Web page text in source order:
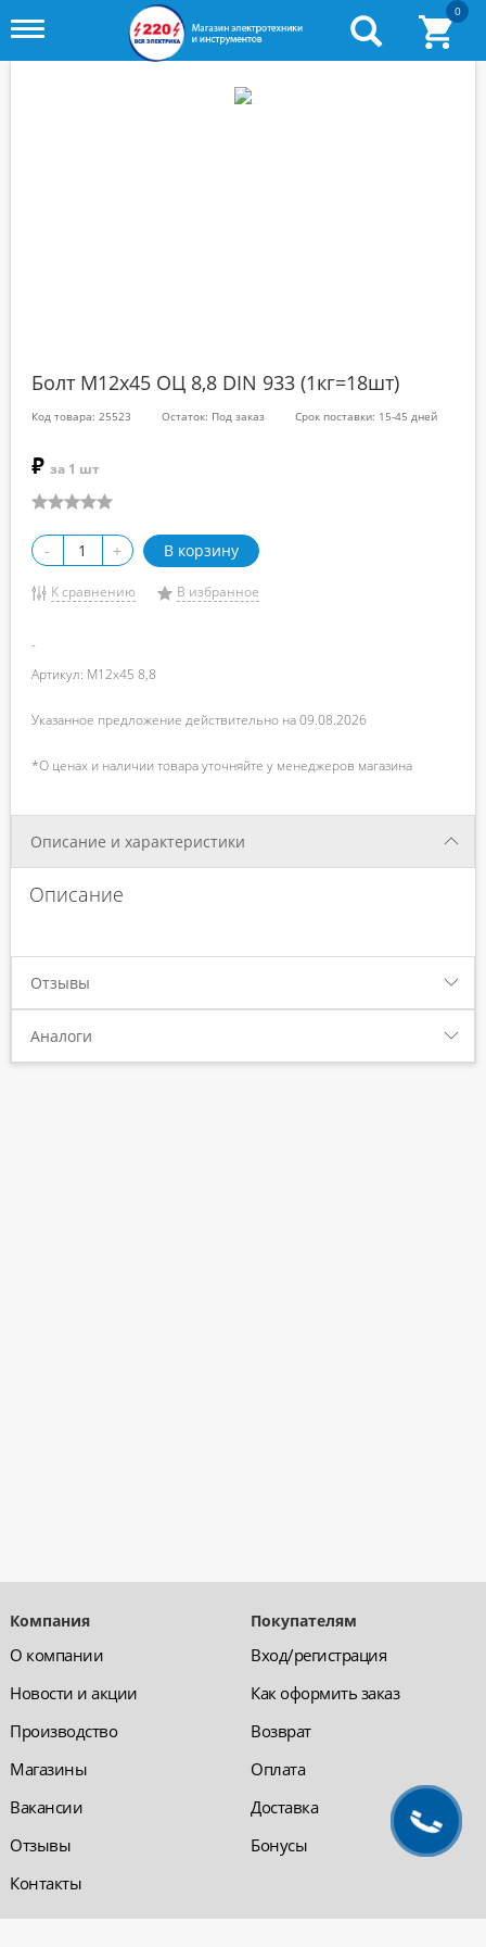
Toggle
0
Болт М12х45 ОЦ 8,8 DIN 933 (1кг=18шт)
Код товара: 25523 Остаток: Под заказ Срок поставки: 15-45 дней
₽ за 1 шт
- + В корзину
К сравнению В избранное
-
Артикул: М12х45 8,8
Указанное предложение действительно на 09.08.2026
*О ценах и наличии товара уточняйте у менеджеров магазина
Описание и характеристики
Описание
Отзывы
Аналоги
Компания
О компании
Новости и акции
Производство
Магазины
Вакансии
Отзывы
Контакты
Покупателям
Вход/регистрация
Как оформить заказ
Возврат
Оплата
Доставка
Бонусы
Обратная связь Компания «220 ВСЯ